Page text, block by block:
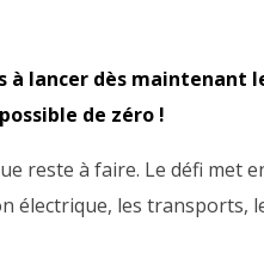
à lancer dès maintenant
de zéro !
reste à faire. Le défi met
électrique, les transports,